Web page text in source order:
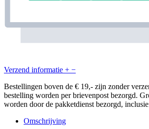
Verzend informatie + −
Bestellingen boven de € 19,- zijn zonder
bestelling worden per brievenpost bezorgd.
worden door de pakketdienst bezorgd,
Omschrijving